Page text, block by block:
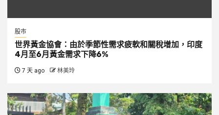
股市
世界黃金協會：由於季節性需求疲軟和關稅增加，印度
4月至6月黃金需求下降6%
7 天 ago 林美玲